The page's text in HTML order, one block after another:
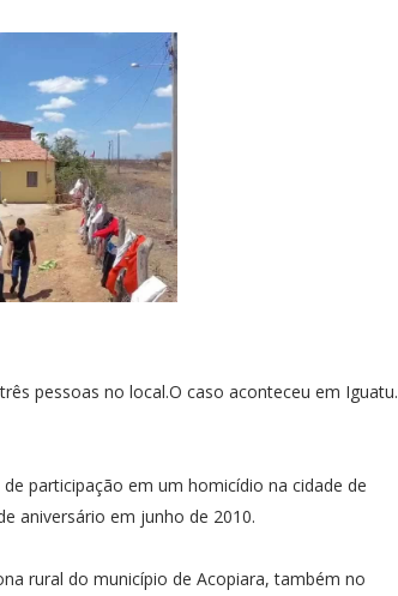
pessoas no local.O caso aconteceu em Iguatu.
participação em um homicídio na cidade de
aniversário em junho de 2010.
rural do município de Acopiara, também no